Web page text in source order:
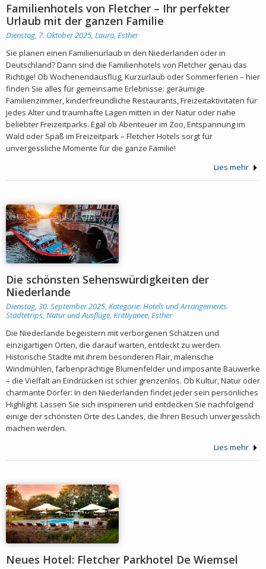
Familienhotels von Fletcher – Ihr perfekter
Urlaub mit der ganzen Familie
Dienstag, 7. Oktober 2025, Laura, Esther
Sie planen einen Familienurlaub in den Niederlanden oder in
Deutschland? Dann sind die Familienhotels von Fletcher genau das
Richtige! Ob Wochenendausflug, Kurzurlaub oder Sommerferien – hier
finden Sie alles für gemeinsame Erlebnisse: geräumige
Familienzimmer, kinderfreundliche Restaurants, Freizeitaktivitäten für
jedes Alter und traumhafte Lagen mitten in der Natur oder nahe
beliebter Freizeitparks. Egal ob Abenteuer im Zoo, Entspannung im
Wald oder Spaß im Freizeitpark – Fletcher Hotels sorgt für
unvergessliche Momente für die ganze Familie!
Lies mehr
Die schönsten Sehenswürdigkeiten der
Niederlande
Dienstag, 30. September 2025, Kategorie:Hotels und Arrangements
Städtetrips, Natur und Ausflüge, Krittiyanee, Esther
Die Niederlande begeistern mit verborgenen Schätzen und
einzigartigen Orten, die darauf warten, entdeckt zu werden.
Historische Städte mit ihrem besonderen Flair, malerische
Windmühlen, farbenprächtige Blumenfelder und imposante Bauwerke
– die Vielfalt an Eindrücken ist schier grenzenlos. Ob Kultur, Natur oder
charmante Dörfer: In den Niederlanden findet jeder sein persönliches
Highlight. Lassen Sie sich inspirieren und entdecken Sie nachfolgend
einige der schönsten Orte des Landes, die Ihren Besuch unvergesslich
machen werden.
Lies mehr
Neues Hotel: Fletcher Parkhotel De Wiemsel